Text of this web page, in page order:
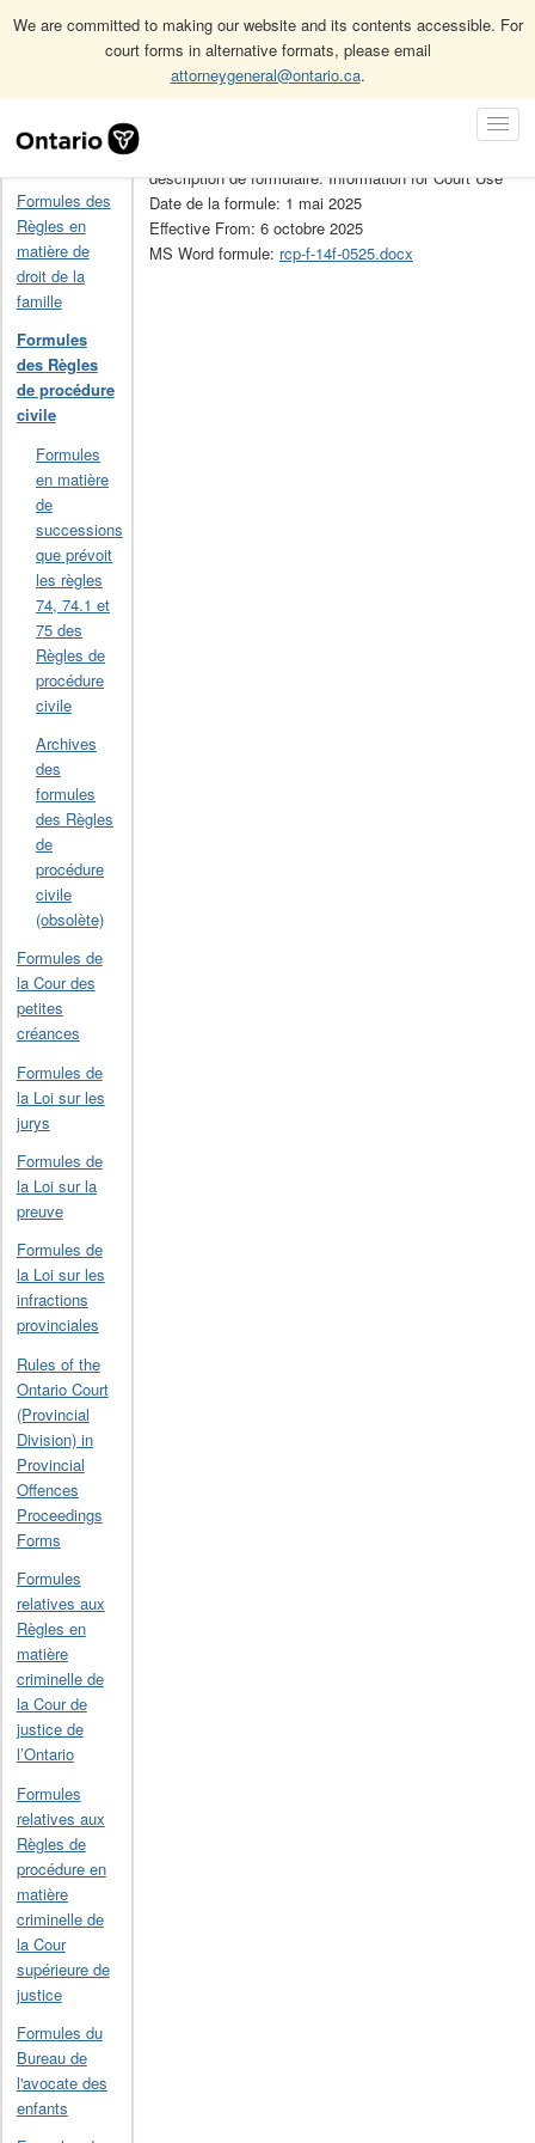
We are committed to making our website and its contents accessible. For
court forms in alternative formats, please email
attorneygeneral@ontario.ca.
Navigation
Accueil Formules des Règles de procédure civile 14F
Formules des
Règles en
matière de
droit de la
famille
Formules
des Règles
de procédure
civile
Formules
en matière
de
successions
que prévoit
les règles
74, 74.1 et
75 des
Règles de
procédure
civile
Archives
des
formules
des Règles
de
procédure
civile
(obsolète)
Formules de
la Cour des
petites
créances
Formules de
la Loi sur les
jurys
Formules de
la Loi sur la
preuve
Formules de
la Loi sur les
infractions
provinciales
Rules of the
Ontario Court
(Provincial
Division) in
Provincial
Offences
Proceedings
Forms
Formules
relatives aux
Règles en
matière
criminelle de
la Cour de
justice de
l’Ontario
Formules
relatives aux
Règles de
procédure en
matière
criminelle de
la Cour
supérieure de
justice
Formules du
Bureau de
l'avocate des
enfants
description de formulaire: Information for Court Use
Date de la formule: 1 mai 2025
Effective From: 6 octobre 2025
MS Word formule: rcp-f-14f-0525.docx